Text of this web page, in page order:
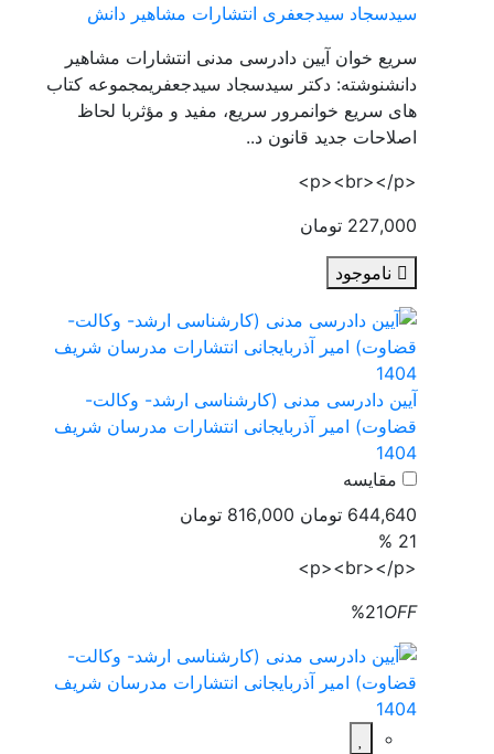
سیدسجاد سیدجعفری انتشارات مشاهیر دانش
سریع خوان آیین دادرسی مدنی انتشارات مشاهیر
دانشنوشته: دکتر سیدسجاد سیدجعفریمجموعه کتاب
های سریع خوانمرور سریع، مفید و مؤثربا لحاظ
اصلاحات جدید قانون د..
227,000 تومان
ناموجود
آیین دادرسی مدنی (کارشناسی ارشد- وکالت-
قضاوت) امیر آذربایجانی انتشارات مدرسان شریف
1404
مقایسه
644,640 تومان
816,000 تومان
21 %
%21OFF